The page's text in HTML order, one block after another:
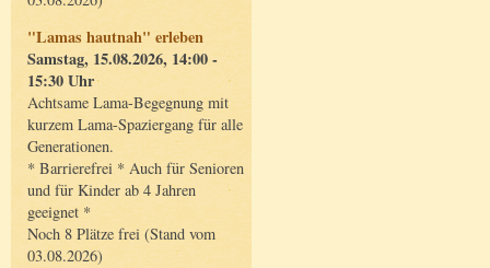
"Lamas hautnah" erleben
Samstag, 15.08.2026, 14:00 -
15:30 Uhr
Achtsame Lama-Begegnung mit
kurzem Lama-Spaziergang für alle
Generationen.
* Barrierefrei * Auch für Senioren
und für Kinder ab 4 Jahren
geeignet *
Noch 8 Plätze frei (Stand vom
03.08.2026)